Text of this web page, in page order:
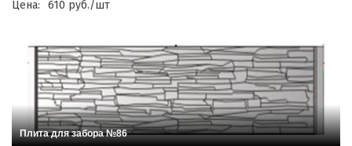
Цена: 610 руб./шт
Плита для забора №86